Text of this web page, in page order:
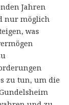
Jahren
nur möglich
was
zu tun, um die